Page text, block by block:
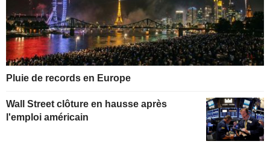
Pluie de records en Europe
Wall Street clôture en hausse après
l'emploi américain